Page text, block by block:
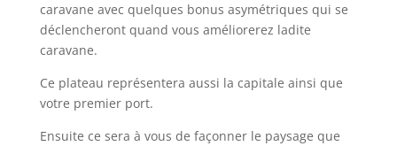
caravane avec quelques bonus asymétriques qui se
déclencheront quand vous améliorerez ladite
caravane.
Ce plateau représentera aussi la capitale ainsi que
votre premier port.
Ensuite ce sera à vous de façonner le paysage que